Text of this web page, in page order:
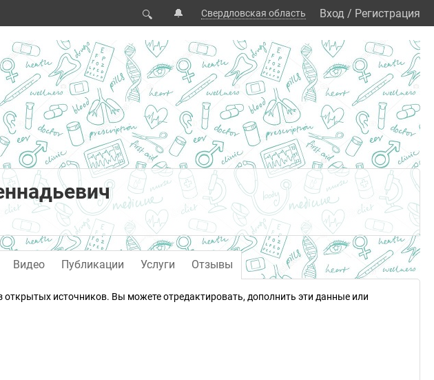
🔍 🔔 Свердловская область Вход / Регистрация
Видео Публикации Услуги Отзывы
источников. Вы можете отредактировать, дополнить эти данные или